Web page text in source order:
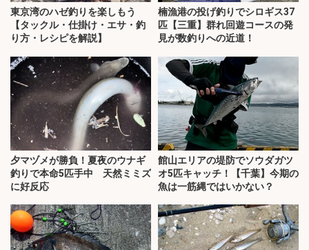
東京湾のハゼ釣りを楽しもう
【タックル・仕掛け・エサ・釣
り方・レシピを解説】
楠漁港の投げ釣りでシロギス37
匹【三重】群れ回遊コースの発
見が数釣りへの近道！
夕マヅメが勝負！夏夜のウナギ
釣りで本命5匹手中 天然ミミズ
に好反応
館山エリアの堤防でソウダガツ
オ5匹キャッチ！【千葉】今期の
魚は一筋縄ではいかない？